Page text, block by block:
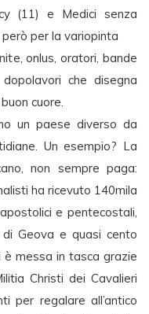
(11) e Medici senza
per la variopinta
onlus, oratori, bande
che disegna
cuore.
un paese diverso da
Un esempio? La
non sempre paga:
ha ricevuto 140mila
e pentecostali,
Geova e quasi cento
messa in tasca grazie
Christi dei Cavalieri
per regalare all’antico